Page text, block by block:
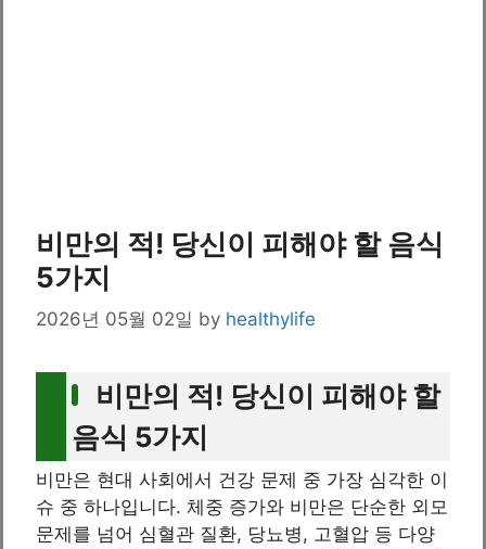
비만의 적! 당신이 피해야 할 음식
5가지
2026년 05월 02일 by healthylife
비만의 적! 당신이 피해야 할
음식 5가지
비만은 현대 사회에서 건강 문제 중 가장 심각한 이
슈 중 하나입니다. 체중 증가와 비만은 단순한 외모
문제를 넘어 심혈관 질환, 당뇨병, 고혈압 등 다양